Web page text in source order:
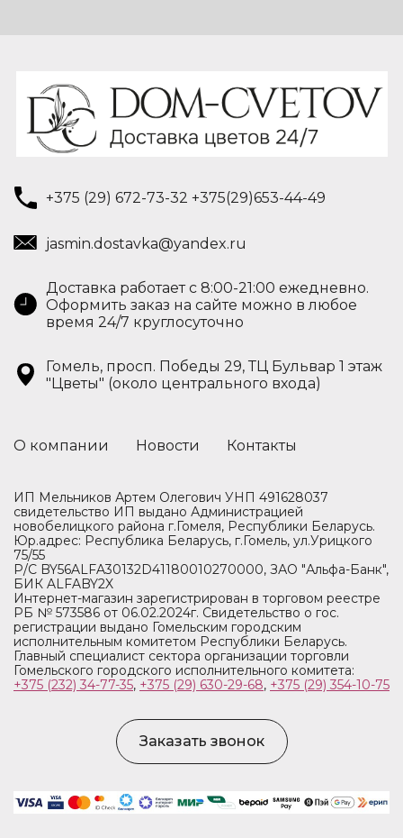
+375 (29) 672-73-32 +375(29)653-44-49
jasmin.dostavka@yandex.ru
Доставка работает с 8:00-21:00 ежедневно.
Оформить заказ на сайте можно в любое
время 24/7 круглосуточно
Гомель, просп. Победы 29, ТЦ Бульвар 1 этаж
"Цветы" (около центрального входа)
О компании Новости Контакты
ИП Мельников Артем Олегович УНП 491628037
свидетельство ИП выдано Администрацией
новобелицкого района г.Гомеля, Республики Беларусь.
Юр.адрес: Республика Беларусь, г.Гомель, ул.Урицкого
75/55
Р/С BY56ALFA30132D41180010270000, ЗАО "Альфа-Банк",
БИК ALFABY2X
Интернет-магазин зарегистрирован в торговом реестре
РБ № 573586 от 06.02.2024г. Свидетельство о гос.
регистрации выдано Гомельским городским
исполнительным комитетом Республики Беларусь.
Главный специалист сектора организации торговли
Гомельского городского исполнительного комитета:
+375 (232) 34-77-35, +375 (29) 630-29-68, +375 (29) 354-10-75
Заказать звонок